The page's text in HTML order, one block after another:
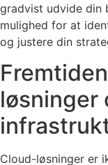
gradvist udvide din
mulighed for at
og justere din
løsninger
Cloud-løsninger er